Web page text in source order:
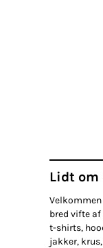
Lidt om
bred vifte
t-shirts,
jakker,